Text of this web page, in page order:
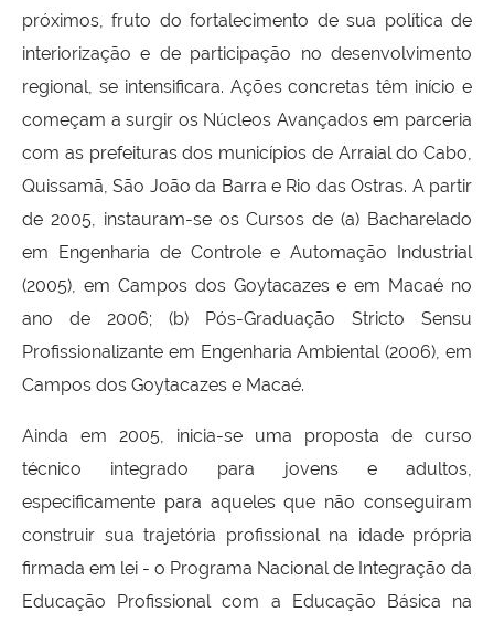
próximos, fruto do fortalecimento de sua política de
interiorização e de participação no desenvolvimento
regional, se intensificara. Ações concretas têm início e
começam a surgir os Núcleos Avançados em parceria
com as prefeituras dos municípios de Arraial do Cabo,
Quissamã, São João da Barra e Rio das Ostras. A partir
de 2005, instauram-se os Cursos de (a) Bacharelado
em Engenharia de Controle e Automação Industrial
(2005), em Campos dos Goytacazes e em Macaé no
ano de 2006; (b) Pós-Graduação Stricto Sensu
Profissionalizante em Engenharia Ambiental (2006), em
Campos dos Goytacazes e Macaé.
Ainda em 2005, inicia-se uma proposta de curso
técnico integrado para jovens e adultos,
especificamente para aqueles que não conseguiram
construir sua trajetória profissional na idade própria
firmada em lei - o Programa Nacional de Integração da
Educação Profissional com a Educação Básica na